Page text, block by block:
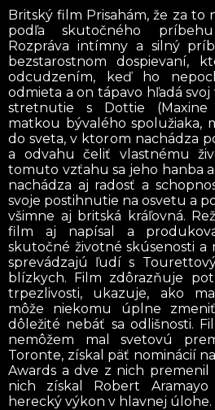
Britský film Prisahám, že za to
podľa skutočného
Rozpráva intímny a silný
bezstarostnom dospievaní,
odcudzením, keď ho
odmieta a on tápavo hľadá
stretnutie s Dottie (Maxine
matkou bývalého spolužiaka,
do sveta, v ktorom nachádza
a odvahu čeliť vlastnému
tomuto vzťahu sa jeho hanba a
nachádza aj radosť a
svoje postihnutie na osvetu a
všimne aj britská kráľovná.
film aj napísal a
skutočné životné skúsenosti a
sprevádzajú ľudí s
blízkych. Film zdôrazňuje
trpezlivosti, ukazuje, ako
môže niekomu úplne
dôležité nebáť sa odlišnosti.
nemôžem mal svetovú
Toronte, získal päť nominácií
Awards a dve z nich premenil
nich získal Robert
herecký výkon v hlavnej úlohe.